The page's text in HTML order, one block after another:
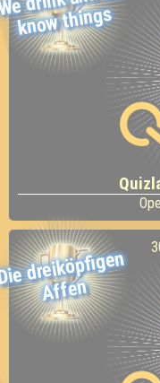
w things
dreiköpfigen
Affen